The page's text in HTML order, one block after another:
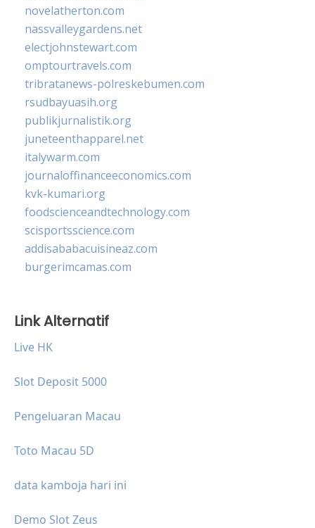
novelatherton.com
nassvalleygardens.net
electjohnstewart.com
omptourtravels.com
tribratanews-polreskebumen.com
rsudbayuasih.org
publikjurnalistik.org
juneteenthapparel.net
italywarm.com
journaloffinanceeconomics.com
kvk-kumari.org
foodscienceandtechnology.com
scisportsscience.com
addisababacuisineaz.com
burgerimcamas.com
Link Alternatif
Live HK
Slot Deposit 5000
Pengeluaran Macau
Toto Macau 5D
data kamboja hari ini
Demo Slot Zeus